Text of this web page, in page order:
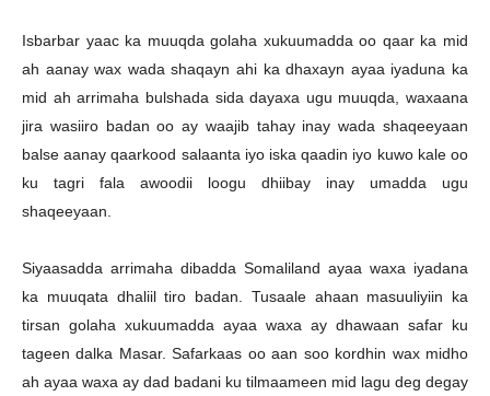
Isbarbar yaac ka muuqda golaha xukuumadda oo qaar ka mid
ah aanay wax wada shaqayn ahi ka dhaxayn ayaa iyaduna ka
mid ah arrimaha bulshada sida dayaxa ugu muuqda, waxaana
jira wasiiro badan oo ay waajib tahay inay wada shaqeeyaan
balse aanay qaarkood salaanta iyo iska qaadin iyo kuwo kale oo
ku tagri fala awoodii loogu dhiibay inay umadda ugu
shaqeeyaan.
Siyaasadda arrimaha dibadda Somaliland ayaa waxa iyadana
ka muuqata dhaliil tiro badan. Tusaale ahaan masuuliyiin ka
tirsan golaha xukuumadda ayaa waxa ay dhawaan safar ku
tageen dalka Masar. Safarkaas oo aan soo kordhin wax midho
ah ayaa waxa ay dad badani ku tilmaameen mid lagu deg degay